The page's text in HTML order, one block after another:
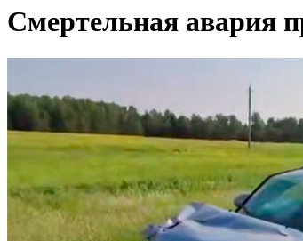
Смертельная авария